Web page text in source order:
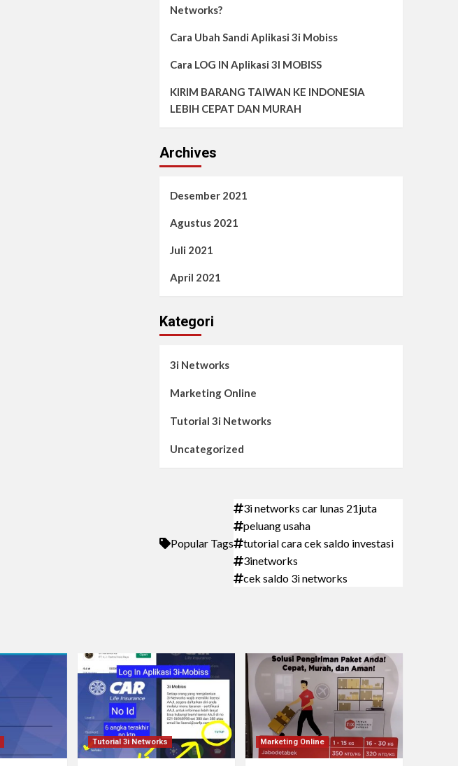
Networks?
Cara Ubah Sandi Aplikasi 3i Mobiss
Cara LOG IN Aplikasi 3I MOBISS
KIRIM BARANG TAIWAN KE INDONESIA
LEBIH CEPAT DAN MURAH
Archives
Desember 2021
Agustus 2021
Juli 2021
April 2021
Kategori
3i Networks
Marketing Online
Tutorial 3i Networks
Uncategorized
Popular Tags
3i networks car lunas 21juta
peluang usaha
tutorial cara cek saldo investasi
3inetworks
cek saldo 3i networks
Tutorial 3i Networks Marketing Online